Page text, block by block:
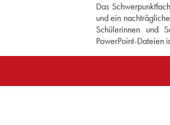
Das
und ein
Schülerinnen und
PowerPoint-Dateien